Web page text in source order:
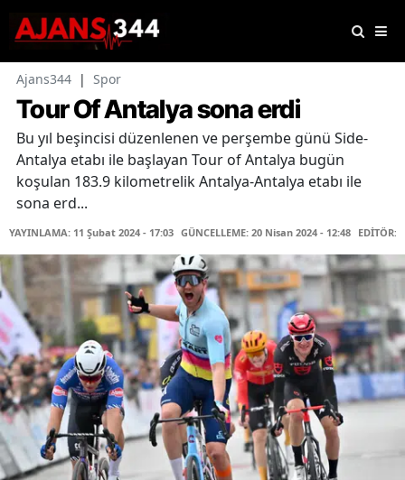
Ajans344 | Spor
Tour Of Antalya sona erdi
Bu yıl beşincisi düzenlenen ve perşembe günü Side-
Antalya etabı ile başlayan Tour of Antalya bugün
koşulan 183.9 kilometrelik Antalya-Antalya etabı ile
sona erd...
YAYINLAMA: 11 Şubat 2024 - 17:03 GÜNCELLEME: 20 Nisan 2024 - 12:48 EDİTÖR: